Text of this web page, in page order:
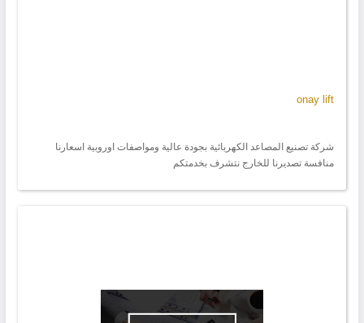
onay lift
شركة تصنيع المصاعد الكهربائية بجودة عالية ومواصفات اوروبية اسعارنا
منافسة تصديرنا للخارج نتشرف بخدمتكم